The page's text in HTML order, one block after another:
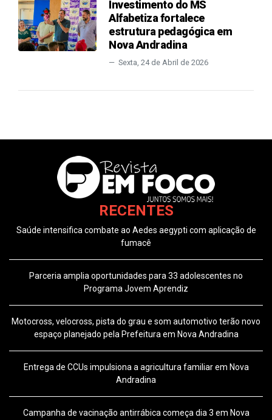
Investimento do MS
Alfabetiza fortalece
estrutura pedagógica em
Nova Andradina
Sexta, 24 de Abril de 2026
RECENTES
Saúde intensifica combate ao Aedes aegypti com aplicação de
fumacê
Parceria amplia oportunidades para 33 adolescentes no
Programa Jovem Aprendiz
Motocross, velocross, pista do grau e som automotivo terão novo
espaço planejado pela Prefeitura em Nova Andradina
Entrega de CCUs impulsiona a agricultura familiar em Nova
Andradina
Campanha de vacinação antirrábica começa dia 3 em Nova